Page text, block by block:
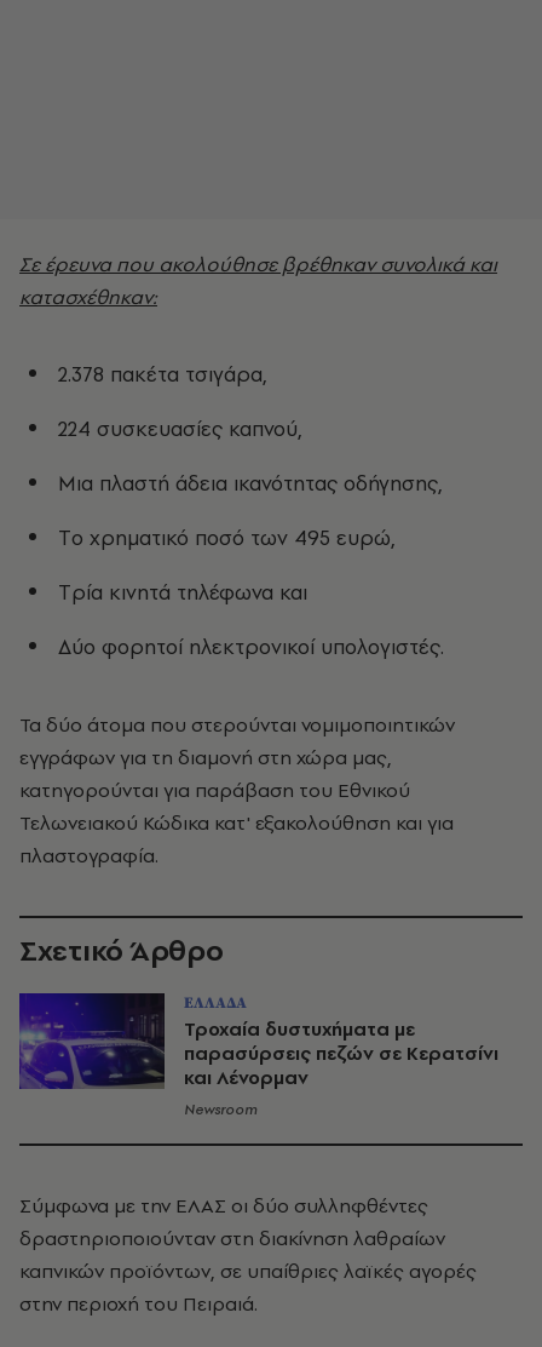
Σε έρευνα που ακολούθησε βρέθηκαν συνολικά και
κατασχέθηκαν:
2.378 πακέτα τσιγάρα,
224 συσκευασίες καπνού,
Mια πλαστή άδεια ικανότητας οδήγησης,
Tο χρηματικό ποσό των 495 ευρώ,
Tρία κινητά τηλέφωνα και
Δύο φορητοί ηλεκτρονικοί υπολογιστές.
Τα δύο άτομα που στερούνται νομιμοποιητικών
εγγράφων για τη διαμονή στη χώρα μας,
κατηγορούνται για παράβαση του Εθνικού
Τελωνειακού Κώδικα κατ' εξακολούθηση και για
πλαστογραφία.
Σχετικό Άρθρο
ΕΛΛΑΔΑ
Τροχαία δυστυχήματα με
παρασύρσεις πεζών σε Κερατσίνι
και Λένορμαν
Newsroom
Σύμφωνα με την ΕΛΑΣ οι δύο συλληφθέντες
δραστηριοποιούνταν στη διακίνηση λαθραίων
καπνικών προϊόντων, σε υπαίθριες λαϊκές αγορές
στην περιοχή του Πειραιά.